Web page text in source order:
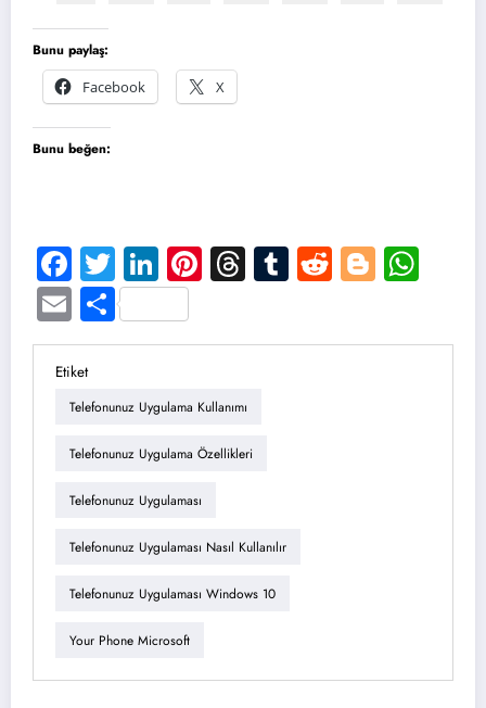
Bunu paylaş:
Facebook
X
Bunu beğen:
Facebook
TwitterLinkedIn
Pinterest
Threads
Tumblr
Reddit
EmailShare
Etiket
Telefonunuz Uygulama Kullanımı
Telefonunuz Uygulama Özellikleri
Telefonunuz Uygulaması
Telefonunuz Uygulaması Nasıl Kullanılır
Telefonunuz Uygulaması Windows 10
Your Phone Microsoft